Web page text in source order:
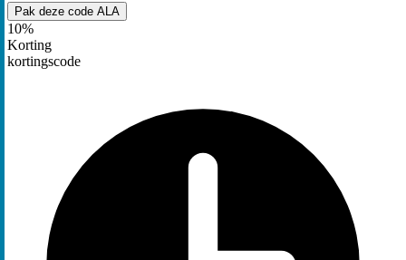
Pak deze code ALA
10%
Korting
kortingscode